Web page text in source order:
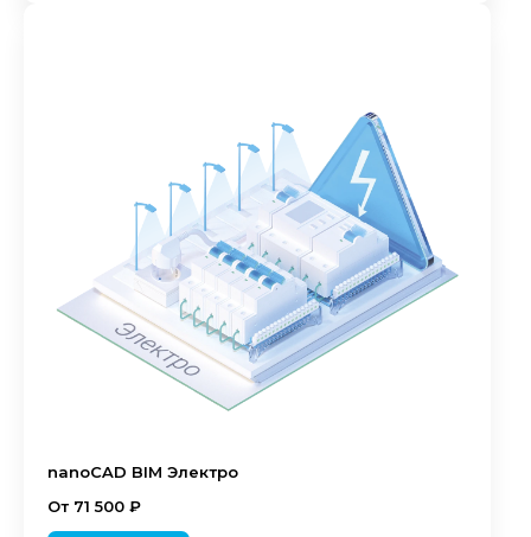
nanoCAD BIM Электро
От 71 500 ₽